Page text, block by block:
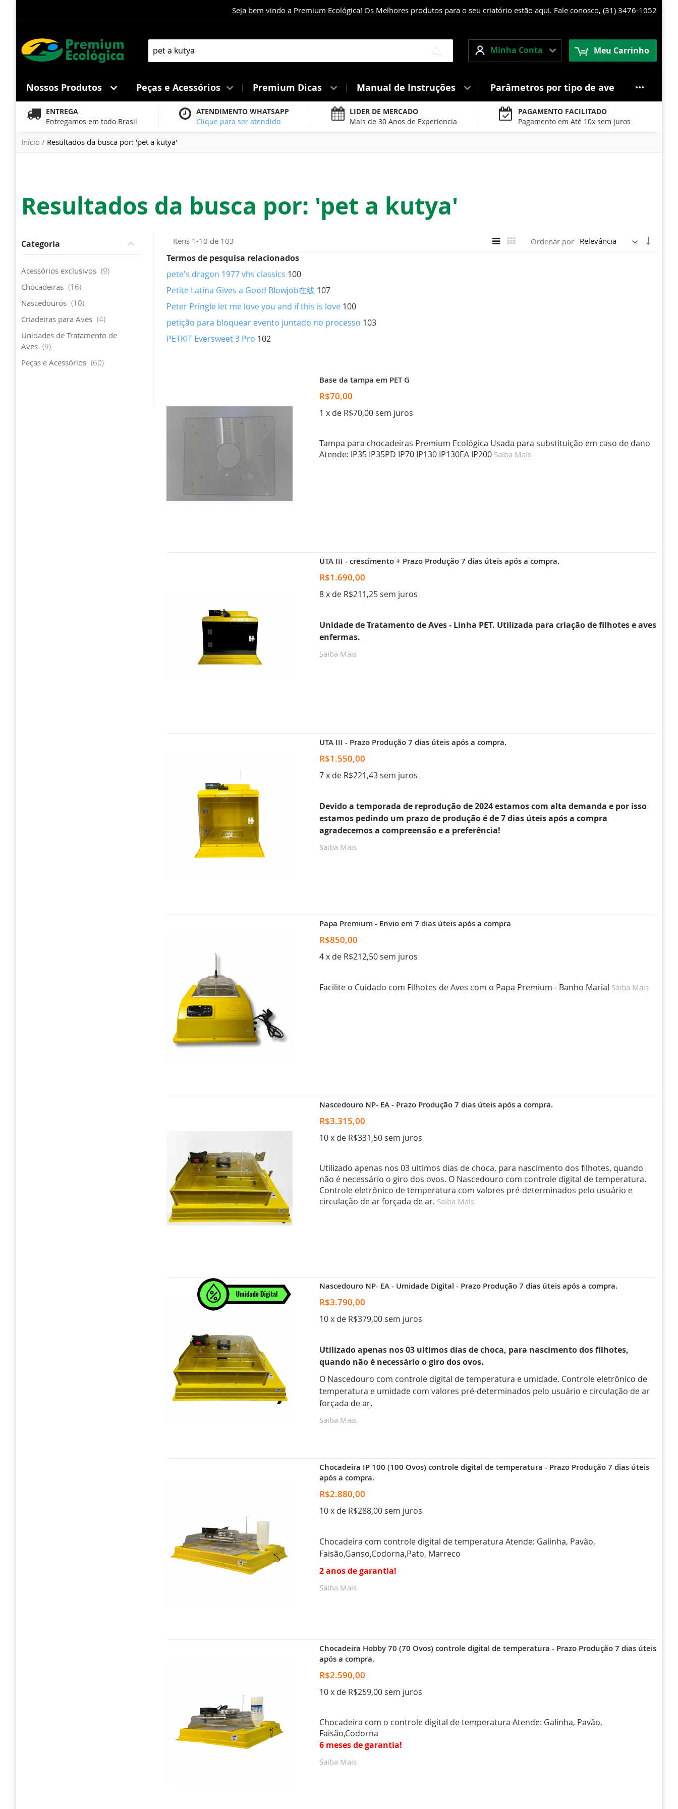
para
conteúdo
Seja bem vindo a Premium Ecológica! Os Melhores produtos para o seu criatório estão aqui. Fale conosco, (31) 3476-1052
Meu Carrinho
Minha
Conta
Minha Conta
Pesquisa
Pesquisa
Nossos Produtos Peças e Acessórios Premium Dicas Manual de Instruções Parâmetros por tipo de ave
ENTREGA
Entregamos em todo Brasil
ATENDIMENTO WHATSAPP
Clique para ser atendido
LIDER DE MERCADO
Mais de 30 Anos de Experiencia
PAGAMENTO FACILITADO
Pagamento em Até 10x sem juros
Início Resultados da busca por: 'pet a kutya'
Resultados da busca por: 'pet a kutya'
Ver
ListaGrade
Itens 1-10 de 103 Ordenar por
Termos de pesquisa relacionados
pete's dragon 1977 vhs classics 100
Petite Latina Gives a Good Blowjob在线 107
Peter Pringle let me love you and if this is love 100
petição para bloquear evento juntado no processo 103
PETKIT Eversweet 3 Pro 102
Base da tampa em PET G
R$70,00
1 x de R$70,00 sem juros
Tampa para chocadeiras Premium Ecológica Usada para substituição em caso de dano
Atende: IP35 IP35PD IP70 IP130 IP130EA IP200 Saiba Mais
UTA III - crescimento + Prazo Produção 7 dias úteis após a compra.
R$1.690,00
8 x de R$211,25 sem juros
Unidade de Tratamento de Aves - Linha PET. Utilizada para criação de filhotes e aves
enfermas.
Saiba Mais
UTA III - Prazo Produção 7 dias úteis após a compra.
R$1.550,00
7 x de R$221,43 sem juros
Devido a temporada de reprodução de 2024 estamos com alta demanda e por isso
estamos pedindo um prazo de produção é de 7 dias úteis após a compra
agradecemos a compreensão e a preferência!
Saiba Mais
Papa Premium - Envio em 7 dias úteis após a compra
R$850,00
4 x de R$212,50 sem juros
Facilite o Cuidado com Filhotes de Aves com o Papa Premium - Banho Maria! Saiba Mais
Nascedouro NP- EA - Prazo Produção 7 dias úteis após a compra.
R$3.315,00
10 x de R$331,50 sem juros
Utilizado apenas nos 03 ultimos dias de choca, para nascimento dos filhotes, quando
não é necessário o giro dos ovos. O Nascedouro com controle digital de temperatura.
Controle eletrônico de temperatura com valores pré-determinados pelo usuário e
circulação de ar forçada de ar. Saiba Mais
Nascedouro NP- EA - Umidade Digital - Prazo Produção 7 dias úteis após a compra.
R$3.790,00
10 x de R$379,00 sem juros
Utilizado apenas nos 03 ultimos dias de choca, para nascimento dos filhotes,
quando não é necessário o giro dos ovos.
O Nascedouro com controle digital de temperatura e umidade. Controle eletrônico de
temperatura e umidade com valores pré-determinados pelo usuário e circulação de ar
forçada de ar.
Saiba Mais
Chocadeira IP 100 (100 Ovos) controle digital de temperatura - Prazo Produção 7 dias úteis
após a compra.
R$2.880,00
10 x de R$288,00 sem juros
Chocadeira com controle digital de temperatura Atende: Galinha, Pavão,
Faisão,Ganso,Codorna,Pato, Marreco
2 anos de garantia!
Saiba Mais
Chocadeira Hobby 70 (70 Ovos) controle digital de temperatura - Prazo Produção 7 dias úteis
após a compra.
R$2.590,00
10 x de R$259,00 sem juros
Chocadeira com o controle digital de temperatura Atende: Galinha, Pavão,
Faisão,Codorna
6 meses de garantia!
Saiba Mais
Categoria
Acessórios exclusivos 9artigo
Chocadeiras
16artigo
Nascedouros
10artigo
Criadeiras para Aves
4artigo
Unidades de Tratamento de
Aves
9artigo
Peças e Acessórios
60artigo